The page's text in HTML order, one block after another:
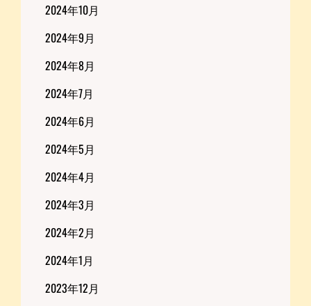
2024年10月
2024年9月
2024年8月
2024年7月
2024年6月
2024年5月
2024年4月
2024年3月
2024年2月
2024年1月
2023年12月